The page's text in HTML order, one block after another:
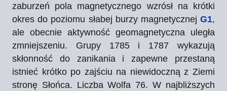
zaburzeń pola magnetycznego wzrósł na krótki
okres do poziomu słabej burzy magnetycznej G1,
ale obecnie aktywność geomagnetyczna uległa
zmniejszeniu. Grupy 1785 i 1787 wykazują
skłonność do zanikania i zapewne przestaną
istnieć krótko po zajściu na niewidoczną z Ziemi
stronę Słońca. Liczba Wolfa 76. W najbliższych